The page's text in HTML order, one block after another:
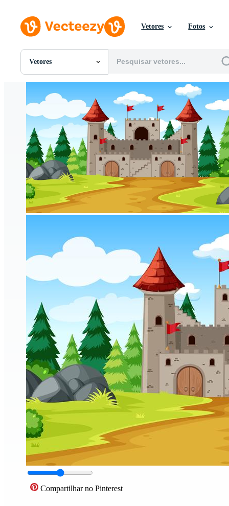
Vetores Fotos
Vetores
Todas Imagens
PNGs
SVGs
Modelos
Vetores
Videos
Motion graphics
Imagens Editoriais
Eventos Editoriais
Compartilhar no Pinterest